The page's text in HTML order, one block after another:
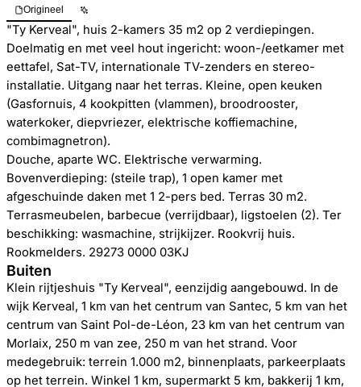
Origineel
"Ty Kerveal", huis 2-kamers 35 m2 op 2 verdiepingen.
Doelmatig en met veel hout ingericht: woon-/eetkamer met
eettafel, Sat-TV, internationale TV-zenders en stereo-
installatie. Uitgang naar het terras. Kleine, open keuken
(Gasfornuis, 4 kookpitten (vlammen), broodrooster,
waterkoker, diepvriezer, elektrische koffiemachine,
combimagnetron).
Douche, aparte WC. Elektrische verwarming.
Bovenverdieping: (steile trap), 1 open kamer met
afgeschuinde daken met 1 2-pers bed. Terras 30 m2.
Terrasmeubelen, barbecue (verrijdbaar), ligstoelen (2). Ter
beschikking: wasmachine, strijkijzer. Rookvrij huis.
Rookmelders. 29273 0000 03KJ
Buiten
Klein rijtjeshuis "Ty Kerveal", eenzijdig aangebouwd. In de
wijk Kerveal, 1 km van het centrum van Santec, 5 km van het
centrum van Saint Pol-de-Léon, 23 km van het centrum van
Morlaix, 250 m van zee, 250 m van het strand. Voor
medegebruik: terrein 1.000 m2, binnenplaats, parkeerplaats
op het terrein. Winkel 1 km, supermarkt 5 km, bakkerij 1 km,